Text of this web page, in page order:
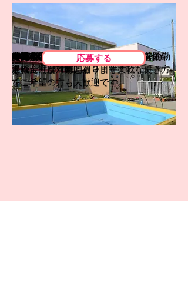
厚生年金・健康保険・労災・雇用保険・
退職金制度
時間給
処遇改善手当
交通費
1150円～
5,000 円/月～40,000円/月※1
50,000円まで距離に応じて支給
※1 処遇改善手当について 職位を任命
された方が対象となります。
特記事項
給与の下限
給与の上限
一日８時間週５日だけでなく、扶養内勤
務や、一日４時間週３日等柔軟な働き方
をご希望の方も大歓迎です。
184,000 円/月額
30,000 円/月額 応募する